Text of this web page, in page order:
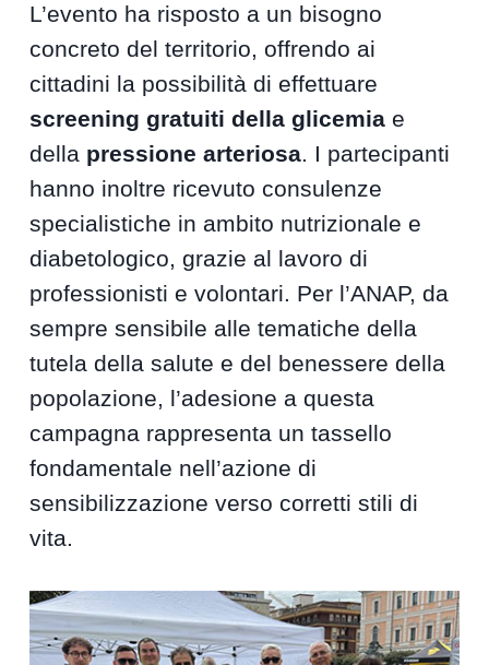
L’evento ha risposto a un bisogno
concreto del territorio, offrendo ai
cittadini la possibilità di effettuare
screening gratuiti della glicemia e
della pressione arteriosa. I partecipanti
hanno inoltre ricevuto consulenze
specialistiche in ambito nutrizionale e
diabetologico, grazie al lavoro di
professionisti e volontari. Per l’ANAP, da
sempre sensibile alle tematiche della
tutela della salute e del benessere della
popolazione, l’adesione a questa
campagna rappresenta un tassello
fondamentale nell’azione di
sensibilizzazione verso corretti stili di
vita.